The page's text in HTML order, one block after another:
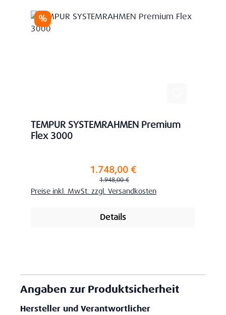
Rabatt
%
TEMPUR SYSTEMRAHMEN Premium
Flex 3000
Verkaufspreis:1.748,00 €
Regulärer Preis:
1.948,00 €
Preise inkl. MwSt. zzgl. Versandkosten
Details
Angaben zur Produktsicherheit
Hersteller und Verantwortlicher